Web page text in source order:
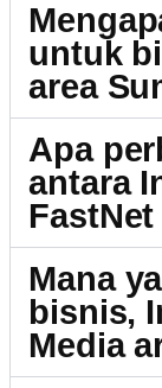
untuk
area
Apa
antara
Mana
bisnis,
Media